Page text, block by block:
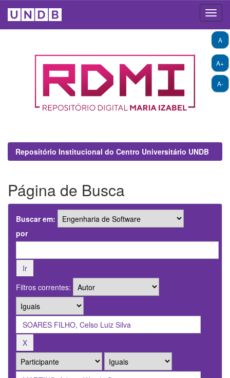
A+
A-
A
Repositório Institucional do Centro Universitário UNDB
Página de Busca
Buscar em:
por
Filtros correntes: